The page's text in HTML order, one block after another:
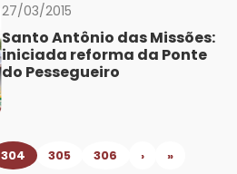
27/03/2015
Santo Antônio das Missões:
iniciada reforma da Ponte
do Pessegueiro
304 305 306 › »